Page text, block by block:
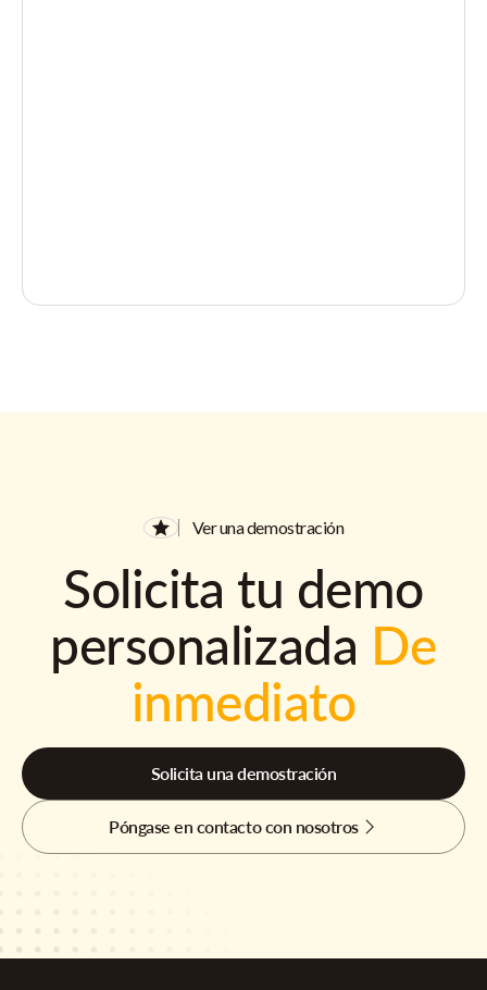
Ver una demostración
Solicita tu demo
personalizada De
inmediato
Solicita una demostración
Póngase en contacto con nosotros